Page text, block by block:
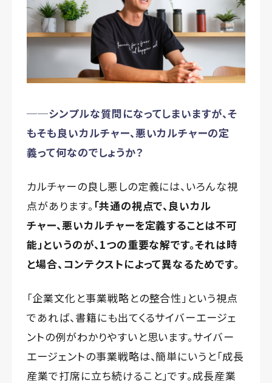
──シンプルな質問になってしまいますが、そ
もそも良いカルチャー、悪いカルチャーの定
義って何なのでしょうか？
カルチャーの良し悪しの定義には、いろんな視
点があります。 「共通の視点で、良いカル
チャー、悪いカルチャーを定義することは不可
能」というのが、1つの重要な解です。それは時
と場合、コンテクストによって異なるためです。
「企業文化と事業戦略との整合性」という視点
であれば、書籍にも出てくるサイバーエージェ
ントの例がわかりやすいと思います。サイバー
エージェントの事業戦略は、簡単にいうと「成長
産業で打席に立ち続けること」です。成長産業